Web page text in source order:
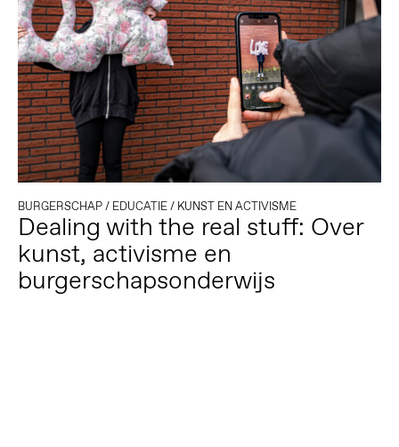
BURGERSCHAP/ EDUCATIE/ KUNST EN ACTIVISME
Dealing with the real stuff: Over
kunst, activisme en
burgerschapsonderwijs